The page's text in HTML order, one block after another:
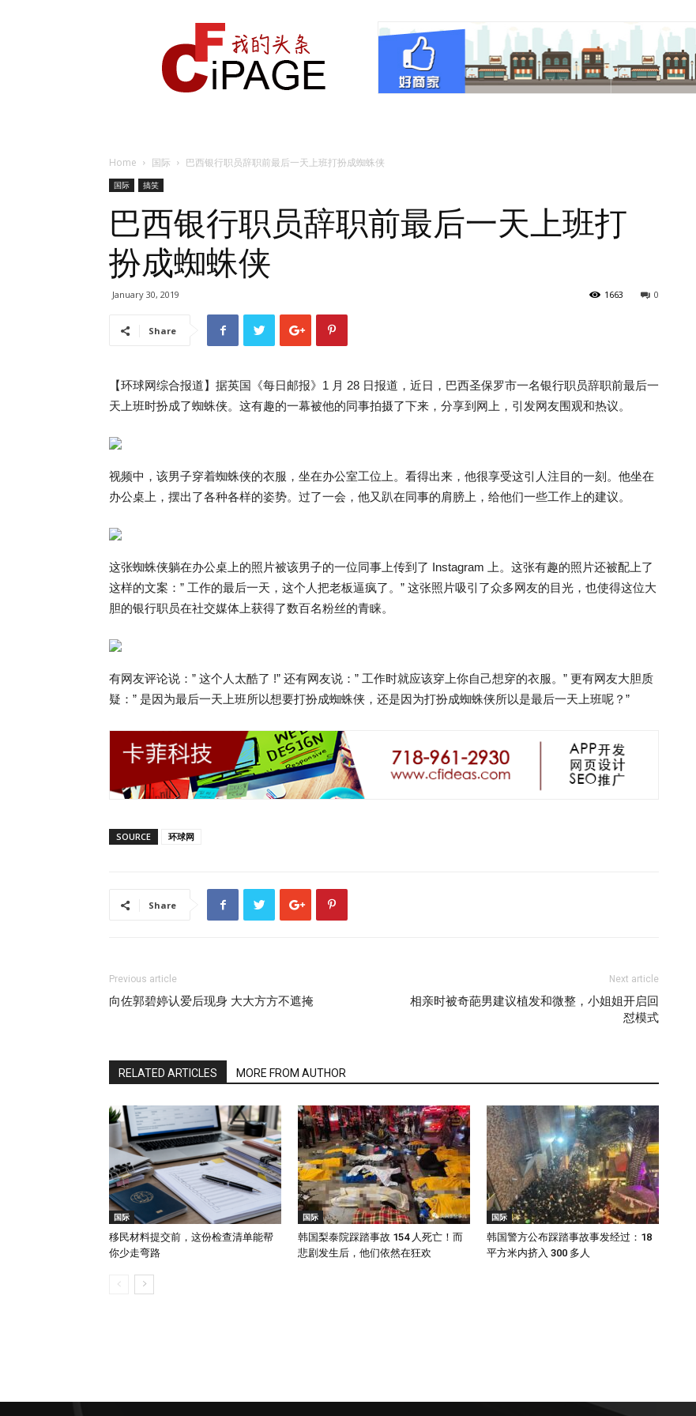
Home 国际 巴西银行职员辞职前最后一天上班打扮成蜘蛛侠
国际 搞笑
巴西银行职员辞职前最后一天上班打
扮成蜘蛛侠
January 30, 2019 0
1663
Share
【环球网综合报道】据英国《每日邮报》1 月 28 日报道，近日，巴西圣保罗市一名银行职员辞职前最后一
天上班时扮成了蜘蛛侠。这有趣的一幕被他的同事拍摄了下来，分享到网上，引发网友围观和热议。
视频中，该男子穿着蜘蛛侠的衣服，坐在办公室工位上。看得出来，他很享受这引人注目的一刻。他坐在
办公桌上，摆出了各种各样的姿势。过了一会，他又趴在同事的肩膀上，给他们一些工作上的建议。
这张蜘蛛侠躺在办公桌上的照片被该男子的一位同事上传到了 Instagram 上。这张有趣的照片还被配上了
这样的文案：” 工作的最后一天，这个人把老板逼疯了。” 这张照片吸引了众多网友的目光，也使得这位大
胆的银行职员在社交媒体上获得了数百名粉丝的青睐。
有网友评论说：” 这个人太酷了 !” 还有网友说：” 工作时就应该穿上你自己想穿的衣服。” 更有网友大胆质
疑：” 是因为最后一天上班所以想要打扮成蜘蛛侠，还是因为打扮成蜘蛛侠所以是最后一天上班呢？”
SOURCE 环球网
Share
Previous article
向佐郭碧婷认爱后现身 大大方方不遮掩
Next article
相亲时被奇葩男建议植发和微整，小姐姐开启回
怼模式
RELATED ARTICLES MORE FROM AUTHOR
国际
移民材料提交前，这份检查清单能帮
你少走弯路
国际
韩国梨泰院踩踏事故 154 人死亡！而
悲剧发生后，他们依然在狂欢
国际
韩国警方公布踩踏事故事发经过：18
平方米内挤入 300 多人